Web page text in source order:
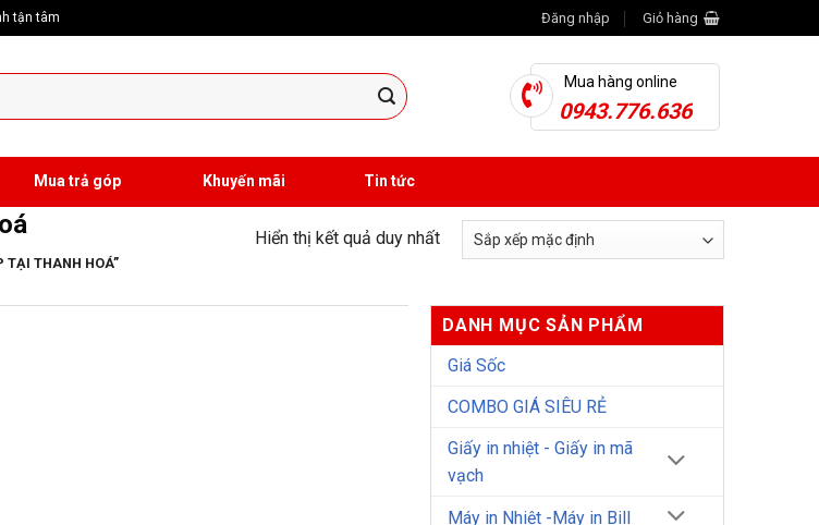
tận tâm Đăng nhập Giỏ hàng
Mua hàng online
0943.776.636
Mua trả góp Khuyến mãi Tin tức
TẠI THANH HOÁ”
Hiển thị kết quả duy nhất
DANH MỤC SẢN PHẨM
Giá Sốc
COMBO GIÁ SIÊU RẺ
Giấy in nhiệt - Giấy in mã
vạch
Máy in Nhiệt -Máy in Bill